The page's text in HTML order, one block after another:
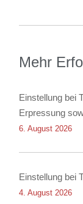
Mehr
Einstellung bei
Erpressung
6. August 2026
Einstellung bei
4. August 2026